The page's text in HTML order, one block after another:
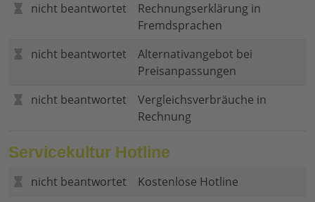
nicht beantwortet
Rechnungserklärung in
Fremdsprachen
nicht beantwortet
Alternativangebot bei
Preisanpassungen
nicht beantwortet
Vergleichsverbräuche in
Rechnung
Servicekultur Hotline
nicht beantwortet
Kostenlose Hotline